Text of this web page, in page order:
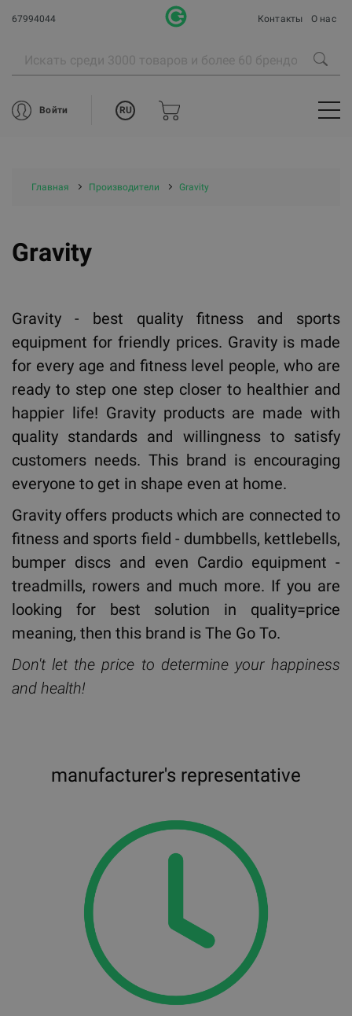
67994044 Контакты О нас
Войти RU
Главная Производители Gravity
Gravity
Gravity - best quality fitness and sports
equipment for friendly prices. Gravity is made
for every age and fitness level people, who are
ready to step one step closer to healthier and
happier life! Gravity products are made with
quality standards and willingness to satisfy
customers needs. This brand is encouraging
everyone to get in shape even at home.
Gravity offers products which are connected to
fitness and sports field - dumbbells, kettlebells,
bumper discs and even Cardio equipment -
treadmills, rowers and much more. If you are
looking for best solution in quality=price
meaning, then this brand is The Go To.
Don't let the price to determine your happiness
and health!
manufacturer's representative